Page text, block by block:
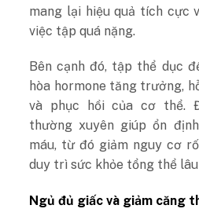
mang lại hiệu quả tích cực
việc tập quá nặng.
Bên cạnh đó, tập thể dục
hòa hormone tăng trưởng,
và phục hồi của cơ thể.
thường xuyên giúp ổn
máu, từ đó giảm nguy cơ
duy trì sức khỏe tổng thể lâu
Ngủ đủ giấc và giảm căng